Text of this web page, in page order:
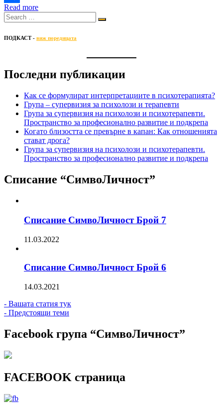
Share
Read more
ПОДКАСТ - виж поредицата
Последни публикации
Как се формулират интерпретациите в психотерапията?
Група – супервизия за психолози и терапевти
Група за супервизия на психолози и психотерапевти.
Пространство за професионално развитие и подкрепа
Когато близостта се превърне в капан: Как отношенията
стават дрога?
Група за супервизия на психолози и психотерапевти.
Пространство за професионално развитие и подкрепа
Списание “СимвоЛичност”
Списание СимвоЛичност Брой 7
11.03.2022
Списание СимвоЛичност Брой 6
14.03.2021
- Вашата статия тук
- Предстоящи теми
Facebook група “СимвоЛичност”
FACEBOOK страница